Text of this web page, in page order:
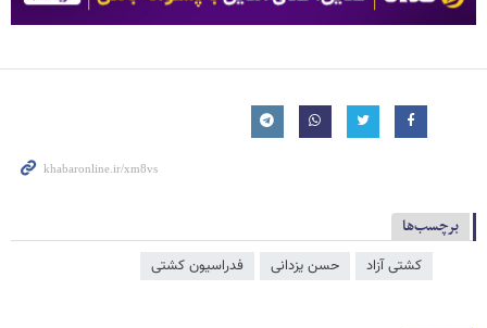
برچسب‌ها
کشتی آزاد حسن یزدانی فدراسیون کشتی